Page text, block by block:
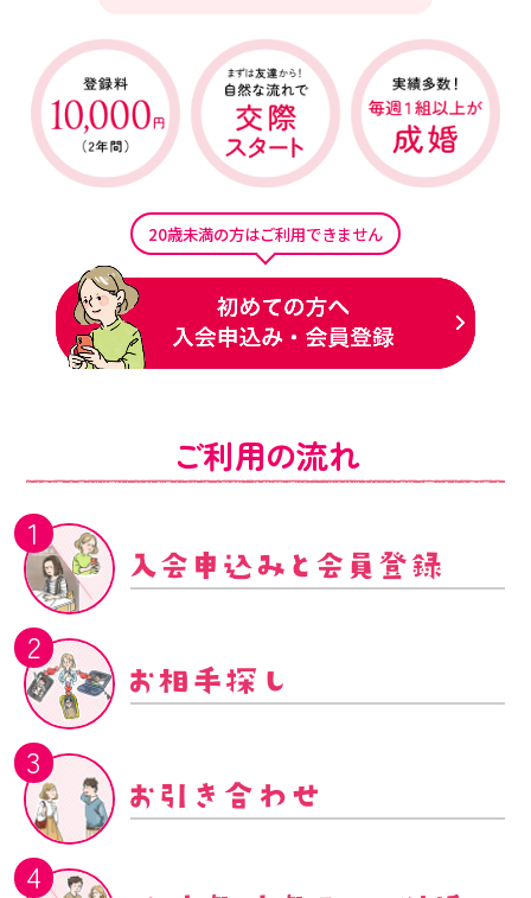
◯センターへのアクセス ◯お問い合わせ ◯プライバシーポリシー
20歳未満の方はご利用できません
ご利用の流れ
1
2
3
4